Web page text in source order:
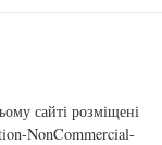
сайті розміщені
NonCommercial-